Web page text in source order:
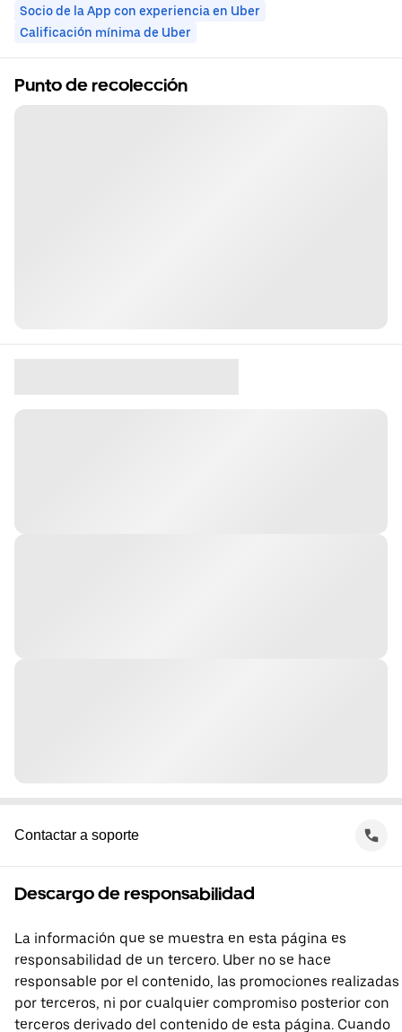
Socio de la App con experiencia en Uber
Calificación mínima de Uber
Punto de recolección
Contactar a soporte
Descargo de responsabilidad
La información que se muestra en esta página es
responsabilidad de un tercero. Uber no se hace
responsable por el contenido, las promociones realizadas
por terceros, ni por cualquier compromiso posterior con
terceros derivado del contenido de esta página. Cuando